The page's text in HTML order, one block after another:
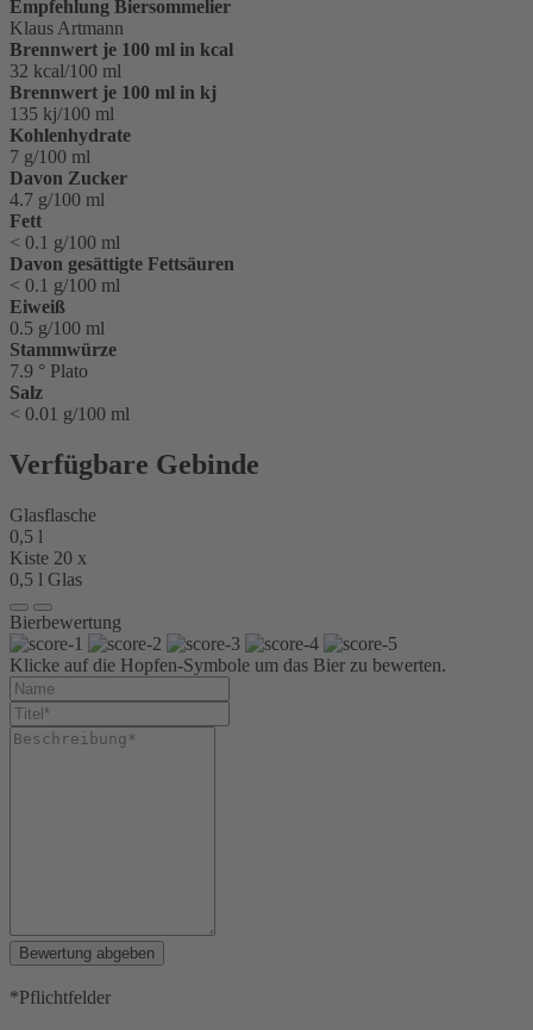
Empfehlung Biersommelier
Klaus Artmann
Brennwert je 100 ml in kcal
32 kcal/100 ml
Brennwert je 100 ml in kj
135 kj/100 ml
Kohlenhydrate
7 g/100 ml
Davon Zucker
4.7 g/100 ml
Fett
< 0.1 g/100 ml
Davon gesättigte Fettsäuren
< 0.1 g/100 ml
Eiweiß
0.5 g/100 ml
Stammwürze
7.9 ° Plato
Salz
< 0.01 g/100 ml
Verfügbare Gebinde
Glasflasche
0,5 l
Kiste 20 x
0,5 l Glas
Bierbewertung
Klicke auf die Hopfen-Symbole um das Bier zu bewerten.
Bewertung abgeben
*Pflichtfelder